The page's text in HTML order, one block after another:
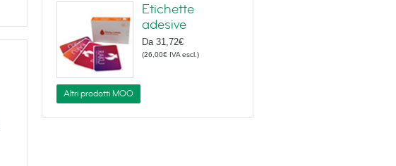
Etichette
adesive
Da 31,72€
(26,00€ IVA escl. )
Altri prodotti MOO